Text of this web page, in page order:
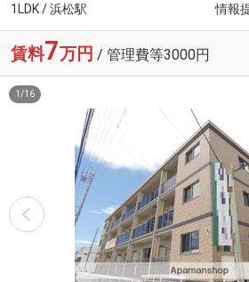
1LDK / 浜松駅 情報
賃料7万円 / 管理費等3000円
1 /16